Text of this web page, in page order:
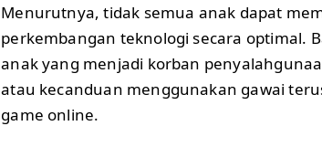
Menurutnya, tidak semua anak dapat
perkembangan teknologi secara optimal.
anak yang menjadi korban
atau kecanduan menggunakan gawai
game online.